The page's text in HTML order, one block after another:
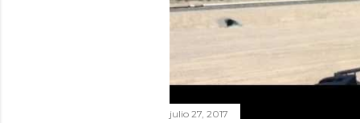
julio 27, 2017